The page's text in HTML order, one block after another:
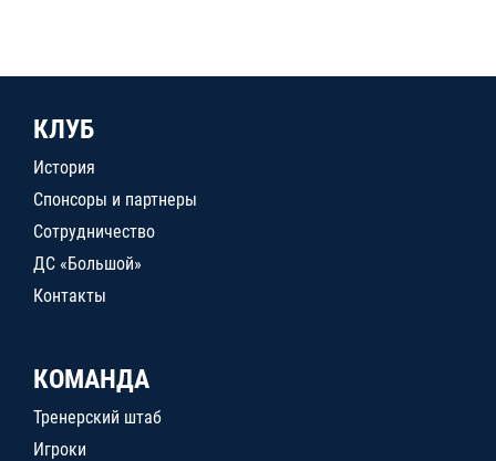
КЛУБ
История
Спонсоры и партнеры
Сотрудничество
ДС «Большой»
Контакты
КОМАНДА
Тренерский штаб
Игроки